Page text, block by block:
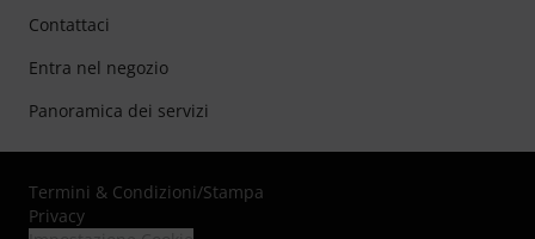
Contattaci
Entra nel negozio
Panoramica dei servizi
Termini & Condizioni/Stampa
Privacy